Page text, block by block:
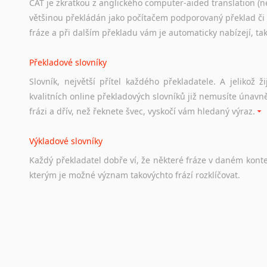
Studium v Austrálii
Soubor odkazů užitečných všem, kteří uvažují o studiu v
a zázemí, australské univerzity a samozřejmě i osobní
Práce v Austrálii
Odkazy poskytující cenné informace nekomerčního
hledat práci na internetu případně osobní zkušenosti
Hledáte-li
práci
stejná obecná pravidla, jako pro český životopis. Tak dost
CAT je zkratkou z anglického computer-aided translation
většinou překládán jako počítačem podporovaný překlad
fráze a při dalším překladu vám je automaticky nabízejí,
Překladové slovníky
Slovník, největší přítel každého překladatele. A jelikož
kvalitních online překladových slovníků již nemusíte
frázi a dřív, než řeknete švec, vyskočí vám hledaný výraz.
Výkladové slovníky
Každý překladatel dobře ví, že některé fráze v daném
kterým je možné význam takovýchto frází rozklíčovat.